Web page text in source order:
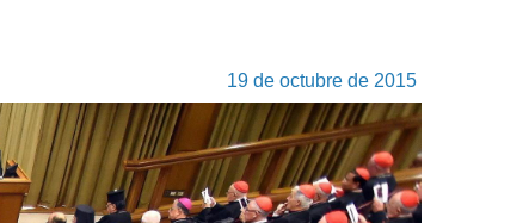
19 de octubre de 2015